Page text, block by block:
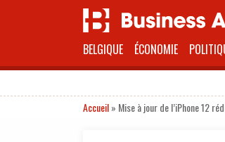
BELGIQUE ÉCONOMIE
Accueil» Mise à jour de l’iPhone 12